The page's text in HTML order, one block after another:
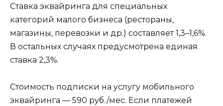
Ставка эквайринга для специальных
категорий малого бизнеса (рестораны,
магазины, перевозки и др.) составляет 1,3–1,6%.
В остальных случаях предусмотрена единая
ставка 2,3%.
Стоимость подписки на услугу мобильного
эквайринга — 590 руб./мес. Если платежей